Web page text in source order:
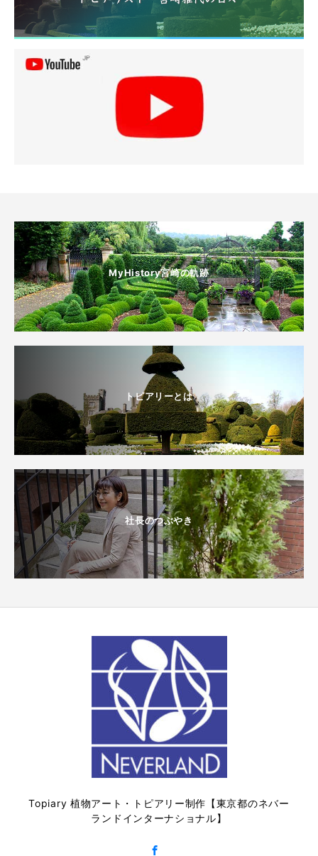
MyHistory宮崎の軌跡
トピアリーとは
社長のつぶやき
Topiary 植物アート・トピアリー制作【東京都のネバー
ランドインターナショナル】